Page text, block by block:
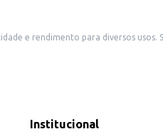
de lanches, sanduíches e refeições, sendo uma opção conveniente para
às necessidades de
Institucional